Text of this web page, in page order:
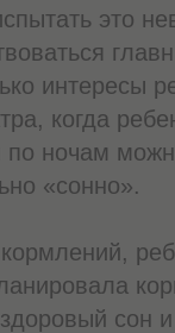
это
интересы
когда
по ночам
«сонно».
сон